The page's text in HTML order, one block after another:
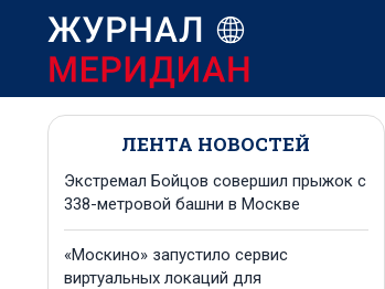
ЛЕНТА НОВОСТЕЙ
Экстремал Бойцов совершил прыжок с
338-метровой башни в Москве
«Москино» запустило сервис
виртуальных локаций для